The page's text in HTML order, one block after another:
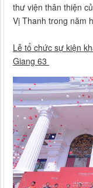
thư viện thân thiện
Vị Thanh trong năm
Lễ tổ chức sự kiện
Giang 63